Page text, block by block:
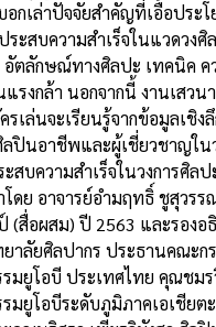
อกเล่าปัจจัยสำคัญที่เอื้อประ
ระสบความสำเร็จในแวดวงศิ
อัตลักษณ์ทางศิลปะ เทคนิค ค
รงกล้า นอกจากนี้ งานเสว
เล่นจะเรียนรู้จากข้อมูลเชิง
ปินอาชีพและผู้เชี่ยวชาญใน
สบความสำเร็จในวงการศิล
โดย อาจารย์อำมฤทธิ์ ชูสุวร
(สื่อผสม) ปี 2563 และรองอ
าลัยศิลปากร ประธานคณะก
รมยูโอบี ประเทศไทย คุณชม
มยูโอบีระดับภูมิภาคเอเชียต